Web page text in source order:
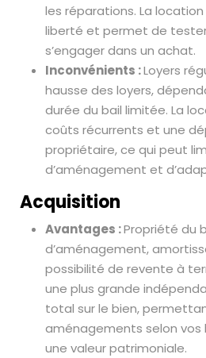
les réparations. La
liberté et permet de
s’engager dans un achat.
Inconvénients :Loyers
hausse des loyers,
durée du bail limitée. La
coûts récurrents et une
propriétaire, ce qui peut
d’aménagement et
Acquisition
Avantages :Propriété du
d’aménagement,
possibilité de revente à
une plus grande
total sur le bien,
aménagements selon vos
une valeur patrimoniale.